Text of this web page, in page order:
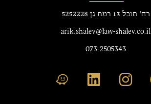
רח' תובל 13 רמת גן 5252228
arik.shalev@law-shalev.co.il
073-2505343